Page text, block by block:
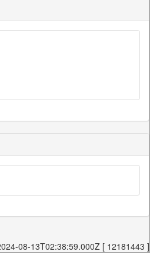
08-13T02:38:59.000Z [ 12181443 ]